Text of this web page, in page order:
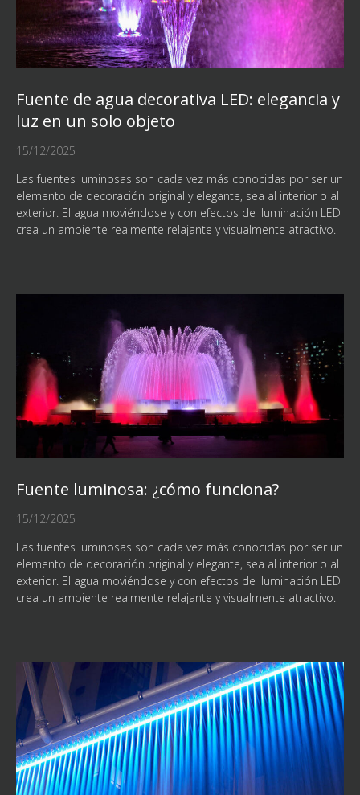
Fuente de agua decorativa LED: elegancia y
luz en un solo objeto
15/12/2025
Las fuentes luminosas son cada vez más conocidas por ser un
elemento de decoración original y elegante, sea al interior o al
exterior. El agua moviéndose y con efectos de iluminación LED
crea un ambiente realmente relajante y visualmente atractivo.
Fuente luminosa: ¿cómo funciona?
15/12/2025
Las fuentes luminosas son cada vez más conocidas por ser un
elemento de decoración original y elegante, sea al interior o al
exterior. El agua moviéndose y con efectos de iluminación LED
crea un ambiente realmente relajante y visualmente atractivo.